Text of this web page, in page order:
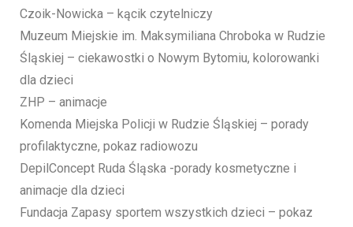
Czoik-Nowicka – kącik czytelniczy
Muzeum Miejskie im. Maksymiliana Chroboka w Rudzie
Śląskiej – ciekawostki o Nowym Bytomiu, kolorowanki
dla dzieci
ZHP – animacje
Komenda Miejska Policji w Rudzie Śląskiej – porady
profilaktyczne, pokaz radiowozu
DepilConcept Ruda Śląska -porady kosmetyczne i
animacje dla dzieci
Fundacja Zapasy sportem wszystkich dzieci – pokaz